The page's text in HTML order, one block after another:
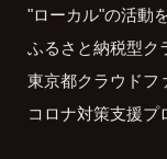
"ローカル"の活動
ふるさと納税型ク
東京都クラウドフ
コロナ対策支援プ